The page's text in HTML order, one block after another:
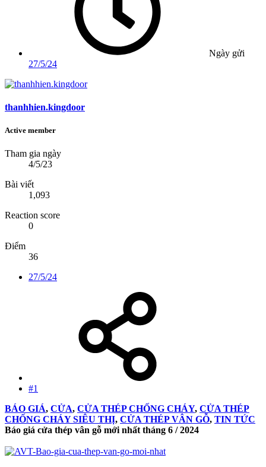
Ngày gửi
27/5/24
thanhhien.kingdoor
Active member
Tham gia ngày
4/5/23
Bài viết
1,093
Reaction score
0
Điểm
36
27/5/24
#1
BÁO GIÁ, CỬA, CỬA THÉP CHỐNG CHÁY, CỬA THÉP
CHỐNG CHÁY SIÊU THỊ, CỬA THÉP VÂN GỖ, TIN TỨC
Báo giá cửa thép vân gỗ mới nhất tháng 6 / 2024